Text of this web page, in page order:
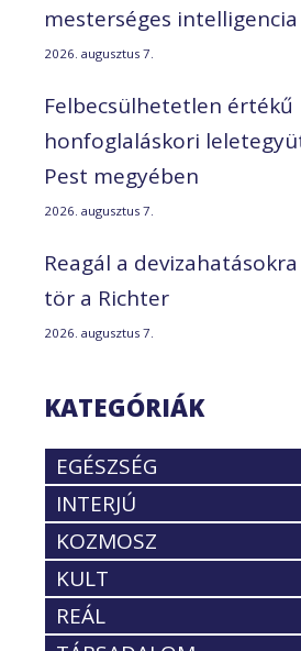
mesterséges
2026. augusztus 7.
Felbecsülhetetlen értékű
honfoglaláskori
Pest megyében
2026. augusztus 7.
Reagál a
tör a Richter
2026. augusztus 7.
KATEGÓRIÁK
EGÉSZSÉG
INTERJÚ
KOZMOSZ
KULT
REÁL